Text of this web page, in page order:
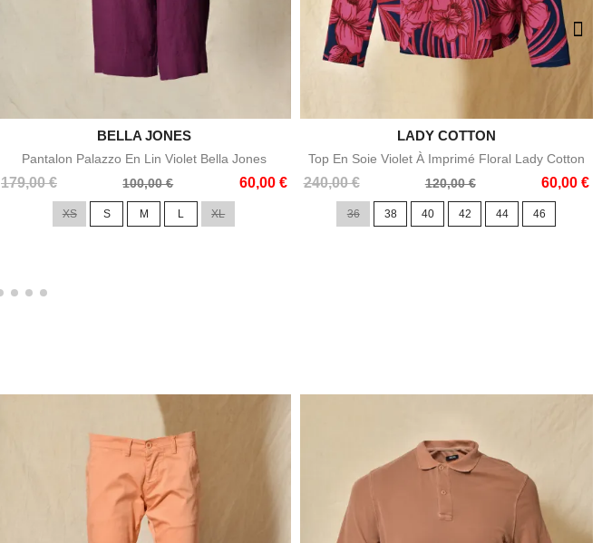
Aperçu rapide
BELLA JONES
Pantalon Palazzo En Lin Violet Bella Jones
179,00 €
Prix
100,00 € 60,00 €
Prix
XS S M L XL
Aperçu rapide
LADY COTTON
Top En Soie Violet À Imprimé Floral Lady Cotton
240,00 €
Prix
120,00 € 60,00 €
Prix
36 38 40 42 44 46